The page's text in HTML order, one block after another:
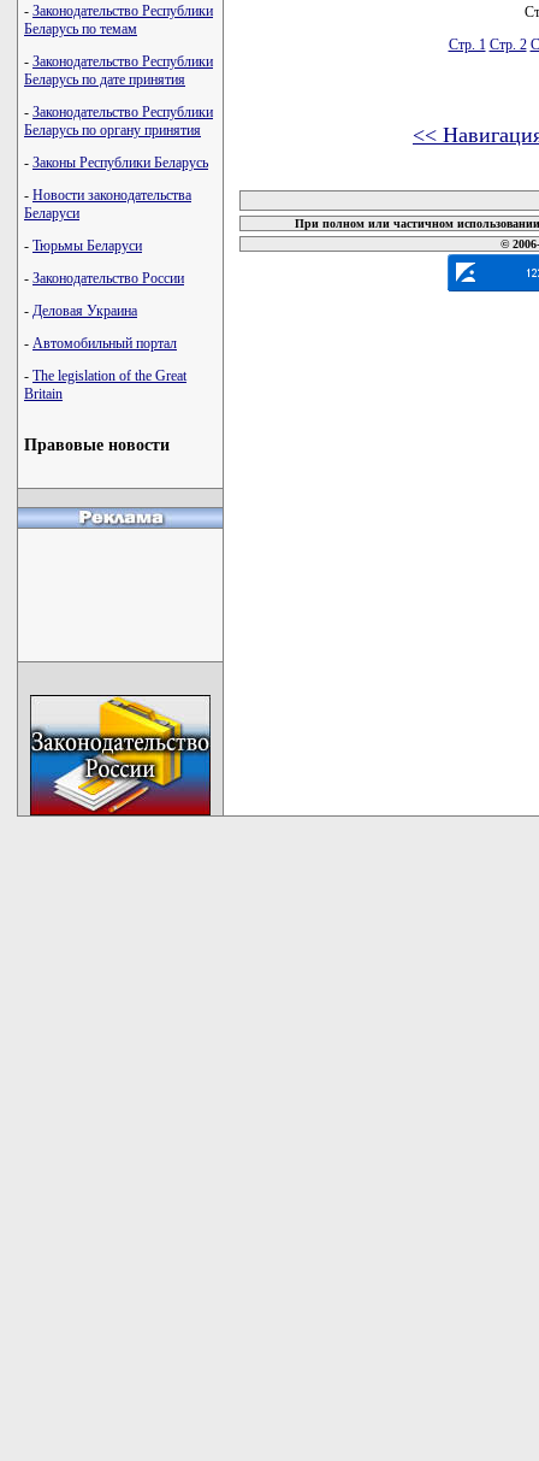
- Законодательство Республики
Беларусь по темам
- Законодательство Республики
Беларусь по дате принятия
- Законодательство Республики
Беларусь по органу принятия
- Законы Республики Беларусь
- Новости законодательства
Беларуси
- Тюрьмы Беларуси
- Законодательство России
- Деловая Украина
- Автомобильный портал
- The legislation of the Great
Britain
Правовые новости
Стр. 1 Стр. 2
<<
При полном или частичном
©